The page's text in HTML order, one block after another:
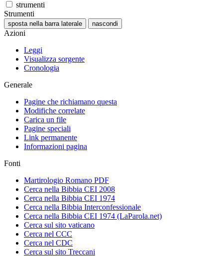
strumenti
Strumenti
sposta nella barra laterale nascondi
Azioni
Leggi
Visualizza sorgente
Cronologia
Generale
Pagine che richiamano questa
Modifiche correlate
Carica un file
Pagine speciali
Link permanente
Informazioni pagina
Fonti
Martirologio Romano PDF
Cerca nella Bibbia CEI 2008
Cerca nella Bibbia CEI 1974
Cerca nella Bibbia Interconfessionale
Cerca nella Bibbia CEI 1974 (LaParola.net)
Cerca sul sito vaticano
Cerca nel CCC
Cerca nel CDC
Cerca sul sito Treccani